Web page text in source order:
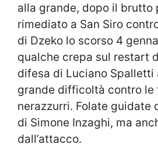
alla grande, dopo il brutto
rimediato a San Siro contro
di Dzeko lo scorso 4
qualche crepa sul restart
difesa di Luciano Spalletti
grande difficoltà contro le
nerazzurri. Folate guidate
di Simone Inzaghi, ma
dall’attacco.